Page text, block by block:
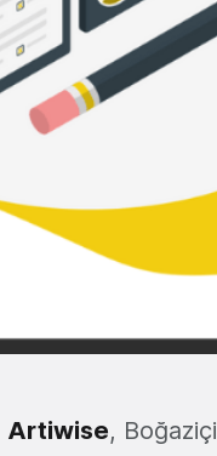
Artiwise, Boğaziçi